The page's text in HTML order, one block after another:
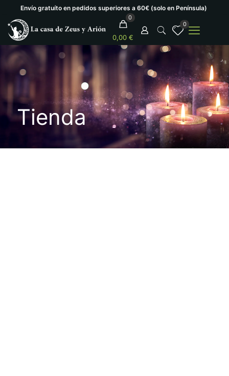
Envío gratuíto en pedidos superiores a 60€ (solo en Península)
0
0,00 €
0
Tienda